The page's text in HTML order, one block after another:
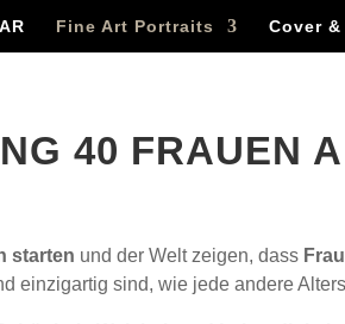
Fine Art Portraits Cover
40 FRAUEN
starten und der Welt zeigen, dass
einzigartig sind, wie jede andere